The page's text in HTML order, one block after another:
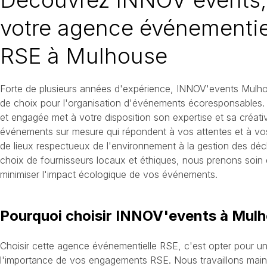
votre agence
RSE à Mulhouse
Forte de plusieurs années d'expérience, INNOV'events
de choix pour l'organisation d'événements
et engagée met à votre disposition son expertise et sa
événements sur mesure qui répondent à vos attentes et à
de lieux respectueux de l'environnement à la gestion des
choix de fournisseurs locaux et éthiques, nous prenons soin
minimiser l'impact écologique de vos événements.
Pourquoi choisir INNOV'events à
Choisir cette agence événementielle RSE, c'est opter pour
l'importance de vos engagements RSE. Nous travaillons